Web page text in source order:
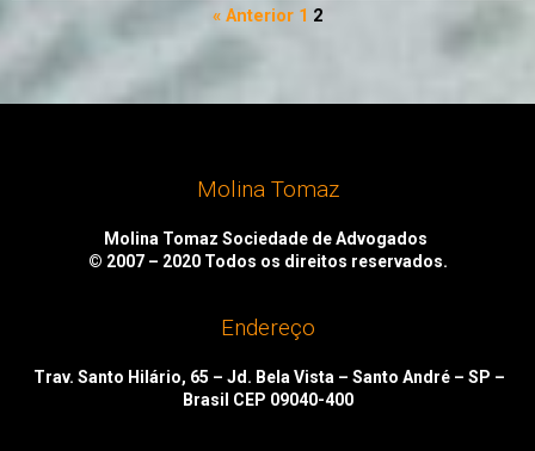
« Anterior 1 2
Molina Tomaz
Molina Tomaz Sociedade de Advogados
© 2007 – 2020 Todos os direitos reservados.
Endereço
Trav. Santo Hilário, 65 – Jd. Bela Vista – Santo André – SP –
Brasil CEP 09040-400